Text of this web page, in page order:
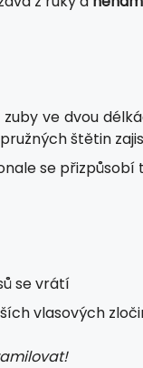
ve dvou
štětin
se přizpůsobí
se vrátí
vlasových